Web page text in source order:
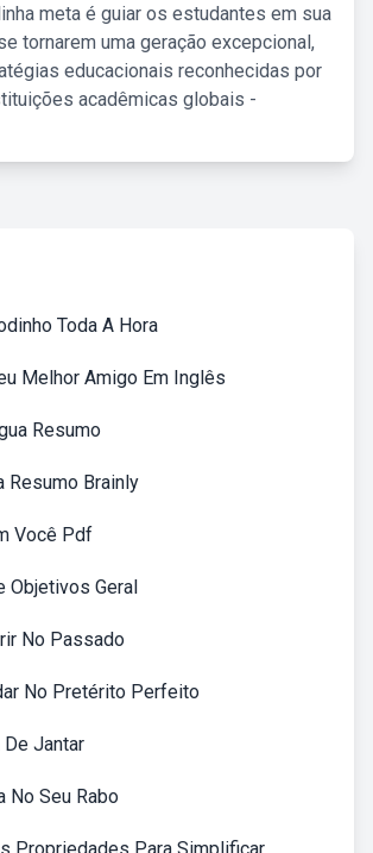
meta é guiar os estudantes em sua
tornarem uma geração excepcional,
educacionais reconhecidas por
acadêmicas globais -
Toda A Hora
Melhor Amigo Em Inglês
Resumo
Resumo Brainly
Você Pdf
Objetivos Geral
No Passado
No Pretérito Perfeito
Jantar
No Seu Rabo